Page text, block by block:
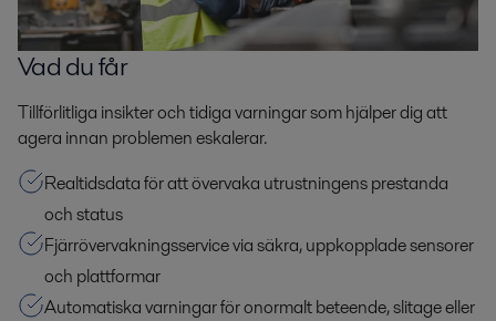
Vad du får
Tillförlitliga insikter och tidiga varningar som hjälper dig att
agera innan problemen eskalerar.
Realtidsdata för att övervaka utrustningens prestanda
och status
Fjärrövervakningsservice via säkra, uppkopplade sensorer
och plattformar
Automatiska varningar för onormalt beteende, slitage eller